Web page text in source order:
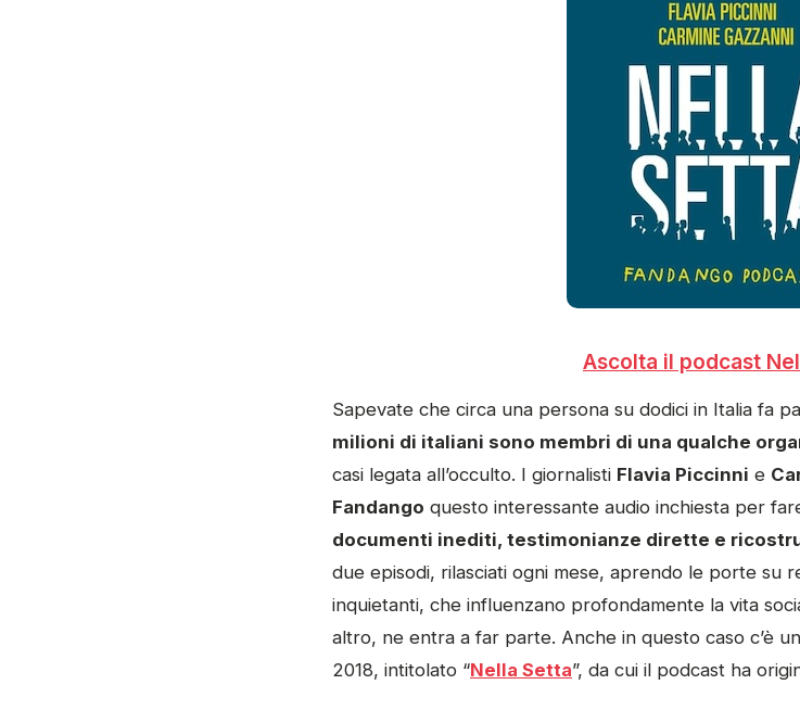
Ascolta il podcast
Sapevate che circa una persona su dodici in Italia fa
milioni di italiani sono membri di una qualche
casi legata all’occulto. I giornalisti Flavia Piccinni e
Fandango questo interessante audio inchiesta per
documenti inediti, testimonianze dirette e
due episodi, rilasciati ogni mese, aprendo le porte su
inquietanti, che influenzano profondamente la vita
altro, ne entra a far parte. Anche in questo caso c’è un
2018, intitolato “Nella Setta”, da cui il podcast ha